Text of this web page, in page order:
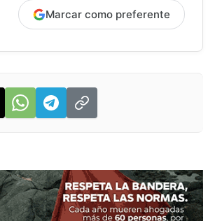
Marcar como preferente